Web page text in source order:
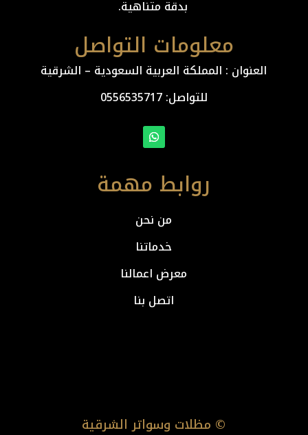
بدقة متناهية.
معلومات التواصل
العنوان : المملكة العربية السعودية – الشرقية
للتواصل: ⁦0556535717
روابط مهمة
من نحن
خدماتنا
معرض اعمالنا
اتصل بنا
© مظلات وسواتر الشرقية